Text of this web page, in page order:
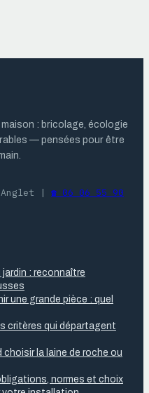
: bricolage, écologie
— pensées pour être
| ☎ 06 06 55 90
: reconnaître
une grande pièce : quel
critères qui départagent
choisir la laine de roche ou
normes et choix